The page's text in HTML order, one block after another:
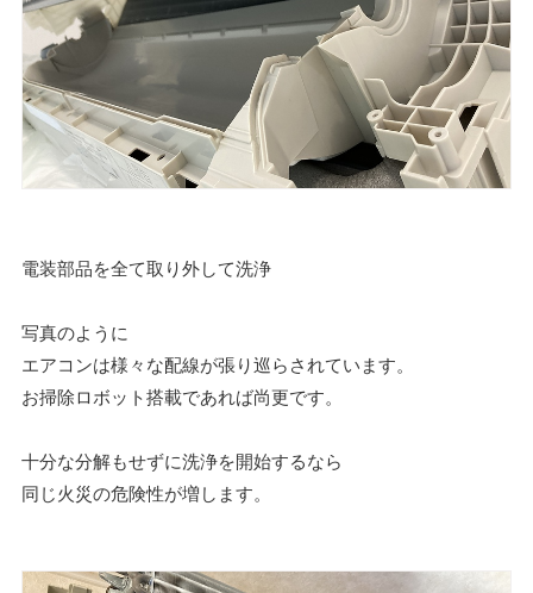
電装部品を全て取り外して洗浄
写真のように
エアコンは様々な配線が張り巡らされています。
お掃除ロボット搭載であれば尚更です。
十分な分解もせずに洗浄を開始するなら
同じ火災の危険性が増します。